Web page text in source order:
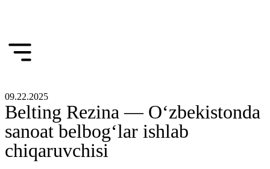
09.22.2025
Belting Rezina — O‘zbekistonda
sanoat belbog‘lar ishlab
chiqaruvchisi